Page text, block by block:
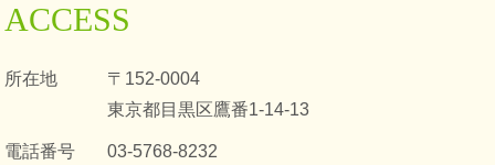
ACCESS
所在地
〒152-0004
東京都目黒区鷹番1-14-13
電話番号 03-5768-8232